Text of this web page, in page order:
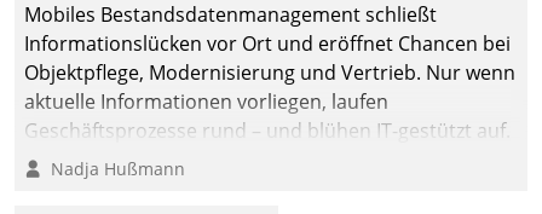
Mobiles Bestandsdatenmanagement schließt
Informationslücken vor Ort und eröffnet Chancen bei
Objektpflege, Modernisierung und Vertrieb. Nur wenn
aktuelle Informationen vorliegen, laufen
Geschäftsprozesse rund – und blühen IT-gestützt auf.
Nadja Hußmann